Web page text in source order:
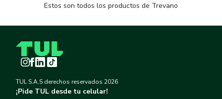
Estos son todos los productos de Trevano
Instagram
Facebook
LinkedInTikTok
TUL S.A.S derechos reservados 2026
¡Pide TUL desde tu celular!